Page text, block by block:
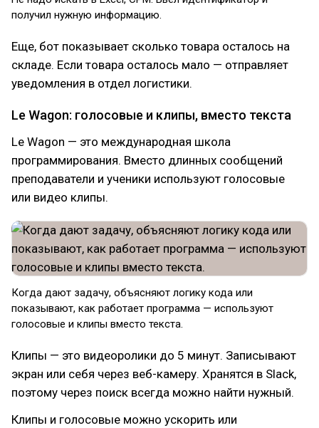
получил нужную информацию.
Еще, бот показывает сколько товара осталось на
складе. Если товара осталось мало — отправляет
уведомления в отдел логистики.
Le Wagon: голосовые и клипы, вместо текста
Le Wagon — это международная школа
программирования. Вместо длинных сообщений
преподаватели и ученики используют голосовые
или видео клипы.
Когда дают задачу, объясняют логику кода или
показывают, как работает программа — используют
голосовые и клипы вместо текста.
Клипы — это видеоролики до 5 минут. Записывают
экран или себя через веб-камеру. Хранятся в Slack,
поэтому через поиск всегда можно найти нужный.
Клипы и голосовые можно ускорить или